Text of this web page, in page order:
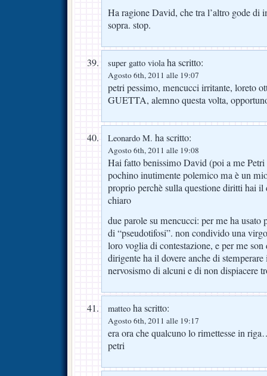
Ha ragione David, che tra l’altro gode di
sopra. stop.
super gatto violaha scritto:
Agosto 6th, 2011 alle 19:07
petri pessimo, mencucci irritante, loreto
GUETTA, alemno questa volta,
Leonardo M. ha scritto:
Agosto 6th, 2011 alle 19:08
Hai fatto benissimo David (poi a me Petri
pochino inutimente polemico ma è un
proprio perchè sulla questione diritti hai il
chiaro
due parole su mencucci: per me ha
di “pseudotifosi”. non condivido una
loro voglia di contestazione, e per me
dirigente ha il dovere anche di
nervosismo di alcuni e di non dispiacere
matteo ha scritto:
Agosto 6th, 2011 alle 19:17
era ora che qualcuno lo rimettesse in
petri